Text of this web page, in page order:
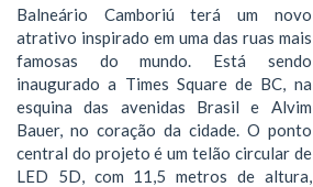
Balneário Camboriú terá um novo
atrativo inspirado em uma das ruas mais
famosas do mundo. Está sendo
inaugurado a Times Square de BC, na
esquina das avenidas Brasil e Alvim
Bauer, no coração da cidade. O ponto
central do projeto é um telão circular de
LED 5D, com 11,5 metros de altura,